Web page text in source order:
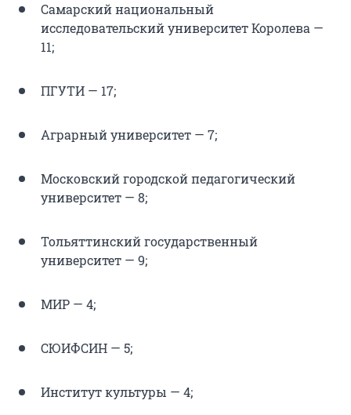
Самарский национальный
исследовательский университет Королева —
11;
ПГУТИ — 17;
Аграрный университет — 7;
Московский городской педагогический
университет — 8;
Тольяттинский государственный
университет — 9;
МИР — 4;
СЮИФСИН — 5;
Институт культуры — 4;